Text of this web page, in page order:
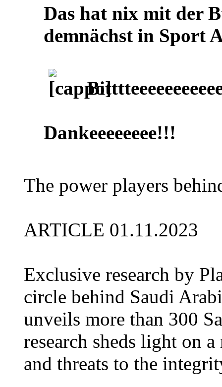
Das hat nix mit der
demnächst in Sport
Dankeeeeeeee!!!
The power players
ARTICLE 01.11.2023
Exclusive research by
circle behind Saudi
unveils more than 300
research sheds light on
and threats to the